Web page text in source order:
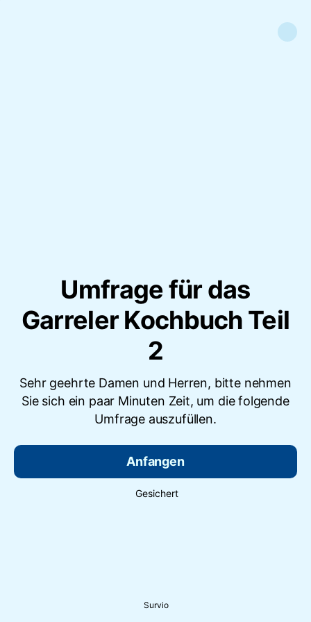
Umfrage für das
Garreler Kochbuch Teil
2
Sehr geehrte Damen und Herren, bitte nehmen
Sie sich ein paar Minuten Zeit, um die folgende
Umfrage auszufüllen.
Anfangen
Gesichert
Survio